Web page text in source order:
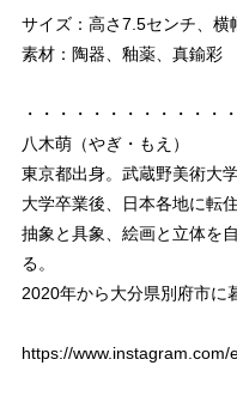
サイズ：高さ7.5センチ、横
素材：陶器、釉薬、真鍮彩
・・・・・・・・・・・・
八木萌（やぎ・もえ）
東京都出身。武蔵野美術大
大学卒業後、日本各地に転
抽象と具象、絵画と立体を
る。
2020年から大分県別府市に
https://www.instagram.com/